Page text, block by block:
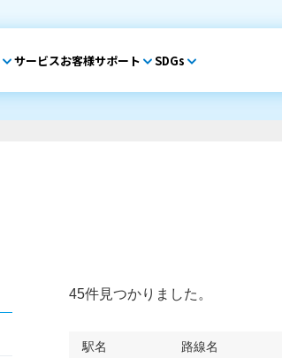
サービスお客様サポート SDGs
45件見つかりました。
駅名 路線名